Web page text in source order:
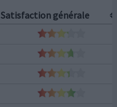
Satisfaction générale